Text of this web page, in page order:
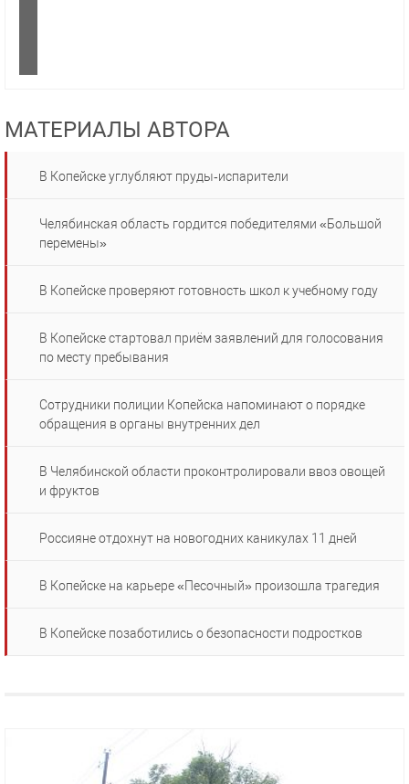
МАТЕРИАЛЫ АВТОРА
В Копейске углубляют пруды‑испарители
Челябинская область гордится победителями «Большой
перемены»
В Копейске проверяют готовность школ к учебному году
В Копейске стартовал приём заявлений для голосования
по месту пребывания
Сотрудники полиции Копейска напоминают о порядке
обращения в органы внутренних дел
В Челябинской области проконтролировали ввоз овощей
и фруктов
Россияне отдохнут на новогодних каникулах 11 дней
В Копейске на карьере «Песочный» произошла трагедия
В Копейске позаботились о безопасности подростков